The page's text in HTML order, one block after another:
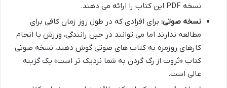
نسخه PDF این کتاب را ارائه می دهند.
نسخه صوتی: برای افرادی که در طول روز زمان کافی برای
مطالعه ندارند اما می توانند در حین رانندگی، ورزش یا انجام
کارهای روزمره به کتاب های صوتی گوش دهند، نسخه صوتی
کتاب «ثروت از رگ گردن به شما نزدیک تر است» یک گزینه
عالی است.